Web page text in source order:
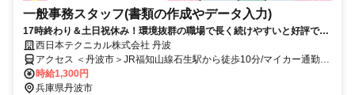
一般事務スタッフ(書類の作成やデータ入力)
17時終わり＆土日祝休み！環境抜群の職場で長く続けやすいと好評で
す！西日本テクニカル株式会社 丹波
アクセス ＜丹波市＞JR福知山線石生駅から徒歩10分/マイカー通勤
OK
時給1,300円
兵庫県丹波市